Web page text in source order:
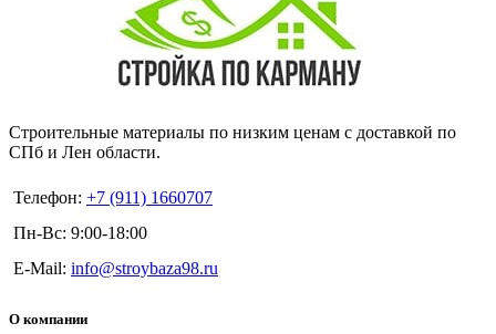
Строительные материалы по низким ценам с доставкой по
СПб и Лен области.
Телефон: +7 (911) 1660707
Пн-Вс: 9:00-18:00
E-Mail: info@stroybaza98.ru
О компании